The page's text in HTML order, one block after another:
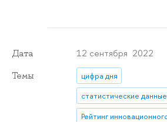
Дата 12 сентября 2022
Темы
цифра дня
статистические данные